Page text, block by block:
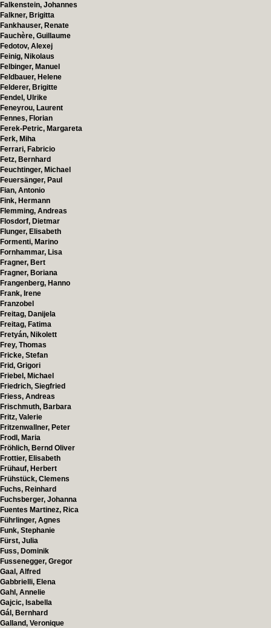
Falkenstein, Johannes
Falkner, Brigitta
Fankhauser, Renate
Fauchère, Guillaume
Fedotov, Alexej
Feinig, Nikolaus
Felbinger, Manuel
Feldbauer, Helene
Felderer, Brigitte
Fendel, Ulrike
Feneyrou, Laurent
Fennes, Florian
Ferek-Petric, Margareta
Ferk, Miha
Ferrari, Fabricio
Fetz, Bernhard
Feuchtinger, Michael
Feuersänger, Paul
Fian, Antonio
Fink, Hermann
Flemming, Andreas
Flosdorf, Dietmar
Flunger, Elisabeth
Formenti, Marino
Fornhammar, Lisa
Fragner, Bert
Fragner, Boriana
Frangenberg, Hanno
Frank, Irene
Franzobel
Freitag, Danijela
Freitag, Fatima
Fretyán, Nikolett
Frey, Thomas
Fricke, Stefan
Frid, Grigori
Friebel, Michael
Friedrich, Siegfried
Friess, Andreas
Frischmuth, Barbara
Fritz, Valerie
Fritzenwallner, Peter
Frodl, Maria
Fröhlich, Bernd Oliver
Frottier, Elisabeth
Frühauf, Herbert
Frühstück, Clemens
Fuchs, Reinhard
Fuchsberger, Johanna
Fuentes Martinez, Rica
Führlinger, Agnes
Funk, Stephanie
Fürst, Julia
Fuss, Dominik
Fussenegger, Gregor
Gaal, Alfred
Gabbrielli, Elena
Gahl, Annelie
Gajcic, Isabella
Gál, Bernhard
Galland, Veronique